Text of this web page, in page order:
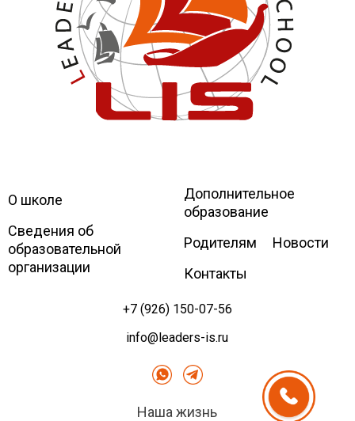
Leaders
International school
О школе
Сведения об
образовательной
организации
Дополнительное
образование
Родителям
Новости
Контакты
+7 (926) 150-07-56
info@leaders-is.ru
Наша жизнь